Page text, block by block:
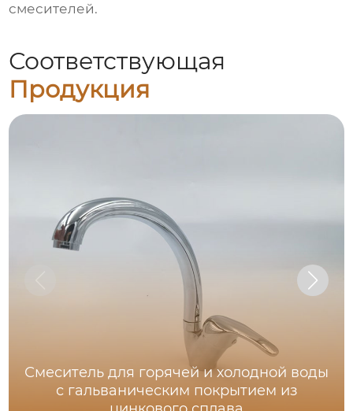
смесителей.
Соответствующая
Продукция
Смеситель для горячей и холодной воды
с гальваническим покрытием из